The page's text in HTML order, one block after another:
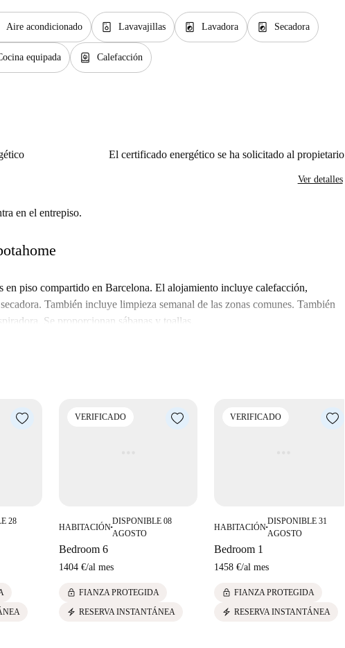
Aire acondicionado dishwasher_gen Lavavajillas local_laundry_service Lavadora local_laundry_service Secadora
equipada water_heater Calefacción
El certificado energético se ha solicitado al propietario
Ver detalles
en el entrepiso.
en piso compartido en Barcelona. El alojamiento incluye calefacción,
También incluye limpieza semanal de las zonas comunes. También
Se proporcionan sábanas y toallas.
28
VERIFICADO
HABITACIÓN■
DISPONIBLE 08
AGOSTO
Bedroom 6
1404 €/al mes
lock FIANZA PROTEGIDA
electric_bolt RESERVA INSTANTÁNEA
VERIFICADO
HABITACIÓN■
DISPONIBLE 31
AGOSTO
Bedroom 1
1458 €/al mes
lock FIANZA PROTEGIDA
electric_bolt RESERVA INSTANTÁNEA